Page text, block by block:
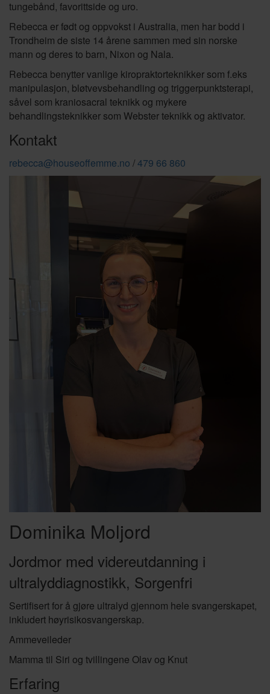
tungebånd, favorittside og uro.
Rebecca er født og oppvokst i Australia, men har bodd i
Trondheim de siste 14 årene sammen med sin norske
mann og deres to barn, Nixon og Nala.
Rebecca benytter vanlige kiropraktorteknikker som f.eks
manipulasjon, bløtvevsbehandling og triggerpunktsterapi,
såvel som kraniosacral teknikk og mykere
behandlingsteknikker som Webster teknikk og aktivator.
Kontakt
rebecca@houseoffemme.no /479 66 860
Dominika Moljord
Jordmor med videreutdanning i
ultralyddiagnostikk, Sorgenfri
Sertifisert for å gjøre ultralyd gjennom hele svangerskapet,
inkludert høyrisikosvangerskap.
Ammeveileder
Mamma til Siri og tvillingene Olav og Knut
Erfaring